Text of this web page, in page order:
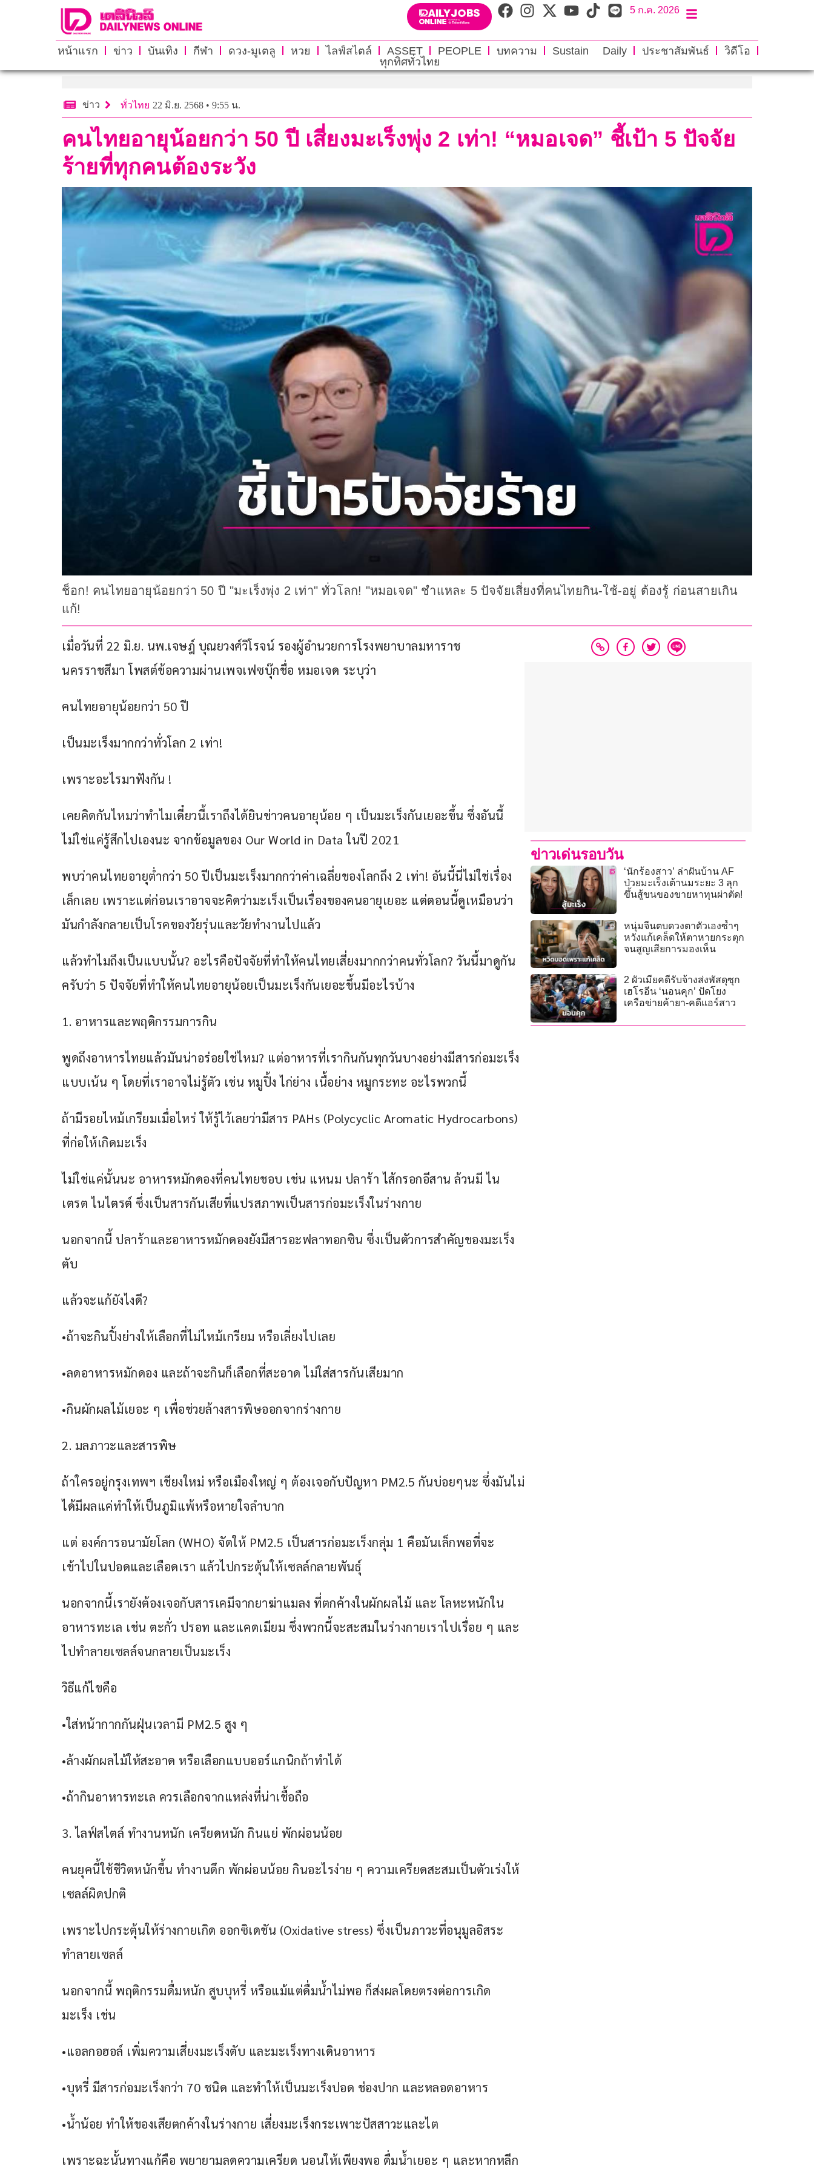
5 ก.ค. 2026
หน้าแรก ข่าว บันเทิง กีฬา ดวง-มูเตลู หวย ไลฟ์สไตล์ ASSET PEOPLE บทความ Sustain Daily ประชาสัมพันธ์
วิดีโอ
ทุกทิศทั่วไทย
ข่าว ทั่วไทย 22 มิ.ย. 2568 • 9:55 น.
คนไทยอายุน้อยกว่า 50 ปี เสี่ยงมะเร็งพุ่ง 2 เท่า! “หมอเจด” ชี้เป้า 5 ปัจจัย
ร้ายที่ทุกคนต้องระวัง
ช็อก! คนไทยอายุน้อยกว่า 50 ปี "มะเร็งพุ่ง 2 เท่า" ทั่วโลก! "หมอเจด" ชำแหละ 5 ปัจจัยเสี่ยงที่คนไทยกิน-ใช้-อยู่ ต้องรู้ ก่อนสายเกิน
แก้!
เมื่อวันที่ 22 มิ.ย. นพ.เจษฎ์ บุณยวงศ์วิโรจน์ รองผู้อำนวยการโรงพยาบาลมหาราช
นครราชสีมา โพสต์ข้อความผ่านเพจเฟซบุ๊กชื่อ หมอเจด ระบุว่า
คนไทยอายุน้อยกว่า 50 ปี
เป็นมะเร็งมากกว่าทั่วโลก 2 เท่า!
เพราะอะไรมาฟังกัน !
เคยคิดกันไหมว่าทำไมเดี๋ยวนี้เราถึงได้ยินข่าวคนอายุน้อย ๆ เป็นมะเร็งกันเยอะขึ้น ซึ่งอันนี้
ไม่ใช่แค่รู้สึกไปเองนะ จากข้อมูลของ Our World in Data ในปี 2021
พบว่าคนไทยอายุต่ำกว่า 50 ปีเป็นมะเร็งมากกว่าค่าเฉลี่ยของโลกถึง 2 เท่า! อันนี้นี่ไม่ใช่เรื่อง
เล็กเลย เพราะแต่ก่อนเราอาจจะคิดว่ามะเร็งเป็นเรื่องของคนอายุเยอะ แต่ตอนนี้ดูเหมือนว่า
มันกำลังกลายเป็นโรคของวัยรุ่นและวัยทำงานไปแล้ว
แล้วทำไมถึงเป็นแบบนั้น? อะไรคือปัจจัยที่ทำให้คนไทยเสี่ยงมากกว่าคนทั่วโลก? วันนี้มาดูกัน
ครับว่า 5 ปัจจัยที่ทำให้คนไทยอายุน้อยเป็นมะเร็งกันเยอะขึ้นมีอะไรบ้าง
1. อาหารและพฤติกรรมการกิน
พูดถึงอาหารไทยแล้วมันน่าอร่อยใช่ไหม? แต่อาหารที่เรากินกันทุกวันบางอย่างมีสารก่อมะเร็ง
แบบเน้น ๆ โดยที่เราอาจไม่รู้ตัว เช่น หมูปิ้ง ไก่ย่าง เนื้อย่าง หมูกระทะ อะไรพวกนี้
ถ้ามีรอยไหม้เกรียมเมื่อไหร่ ให้รู้ไว้เลยว่ามีสาร PAHs (Polycyclic Aromatic Hydrocarbons)
ที่ก่อให้เกิดมะเร็ง
ไม่ใช่แค่นั้นนะ อาหารหมักดองที่คนไทยชอบ เช่น แหนม ปลาร้า ไส้กรอกอีสาน ล้วนมี ไน
เตรต ไนไตรต์ ซึ่งเป็นสารกันเสียที่แปรสภาพเป็นสารก่อมะเร็งในร่างกาย
นอกจากนี้ ปลาร้าและอาหารหมักดองยังมีสารอะฟลาทอกซิน ซึ่งเป็นตัวการสำคัญของมะเร็ง
ตับ
แล้วจะแก้ยังไงดี?
•ถ้าจะกินปิ้งย่างให้เลือกที่ไม่ไหม้เกรียม หรือเลี่ยงไปเลย
•ลดอาหารหมักดอง และถ้าจะกินก็เลือกที่สะอาด ไม่ใส่สารกันเสียมาก
•กินผักผลไม้เยอะ ๆ เพื่อช่วยล้างสารพิษออกจากร่างกาย
2. มลภาวะและสารพิษ
ถ้าใครอยู่กรุงเทพฯ เชียงใหม่ หรือเมืองใหญ่ ๆ ต้องเจอกับปัญหา PM2.5 กันบ่อยๆนะ ซึ่งมันไม่
ได้มีผลแค่ทำให้เป็นภูมิแพ้หรือหายใจลำบาก
แต่ องค์การอนามัยโลก (WHO) จัดให้ PM2.5 เป็นสารก่อมะเร็งกลุ่ม 1 คือมันเล็กพอที่จะ
เข้าไปในปอดและเลือดเรา แล้วไปกระตุ้นให้เซลล์กลายพันธุ์
นอกจากนี้เรายังต้องเจอกับสารเคมีจากยาฆ่าแมลง ที่ตกค้างในผักผลไม้ และ โลหะหนักใน
อาหารทะเล เช่น ตะกั่ว ปรอท และแคดเมียม ซึ่งพวกนี้จะสะสมในร่างกายเราไปเรื่อย ๆ และ
ไปทำลายเซลล์จนกลายเป็นมะเร็ง
วิธีแก้ไขคือ
•ใส่หน้ากากกันฝุ่นเวลามี PM2.5 สูง ๆ
•ล้างผักผลไม้ให้สะอาด หรือเลือกแบบออร์แกนิกถ้าทำได้
•ถ้ากินอาหารทะเล ควรเลือกจากแหล่งที่น่าเชื้อถือ
3. ไลฟ์สไตล์ ทำงานหนัก เครียดหนัก กินแย่ พักผ่อนน้อย
คนยุคนี้ใช้ชีวิตหนักขึ้น ทำงานดึก พักผ่อนน้อย กินอะไรง่าย ๆ ความเครียดสะสมเป็นตัวเร่งให้
เซลล์ผิดปกติ
เพราะไปกระตุ้นให้ร่างกายเกิด ออกซิเดชัน (Oxidative stress) ซึ่งเป็นภาวะที่อนุมูลอิสระ
ทำลายเซลล์
นอกจากนี้ พฤติกรรมดื่มหนัก สูบบุหรี่ หรือแม้แต่ดื่มน้ำไม่พอ ก็ส่งผลโดยตรงต่อการเกิด
มะเร็ง เช่น
•แอลกอฮอล์ เพิ่มความเสี่ยงมะเร็งตับ และมะเร็งทางเดินอาหาร
•บุหรี่ มีสารก่อมะเร็งกว่า 70 ชนิด และทำให้เป็นมะเร็งปอด ช่องปาก และหลอดอาหาร
•น้ำน้อย ทำให้ของเสียตกค้างในร่างกาย เสี่ยงมะเร็งกระเพาะปัสสาวะและไต
เพราะฉะนั้นทางแก้คือ พยายามลดความเครียด นอนให้เพียงพอ ดื่มน้ำเยอะ ๆ และหากหลีก
ข่าวเด่นรอบวัน
‘นักร้องสาว’ ล่าฝันบ้าน AF
ป่วยมะเร็งเต้านมระยะ 3 ลุก
ขึ้นสู้ขนของขายหาทุนผ่าตัด!
หนุ่มจีนตบดวงตาตัวเองซ้ำๆ
หวังแก้เคล็ดให้ตาหายกระตุก
จนสูญเสียการมองเห็น
2 ผัวเมียคดีรับจ้างส่งพัสดุซุก
เฮโรอีน ‘นอนคุก’ ปัดโยง
เครือข่ายค้ายา-คดีแอร์สาว